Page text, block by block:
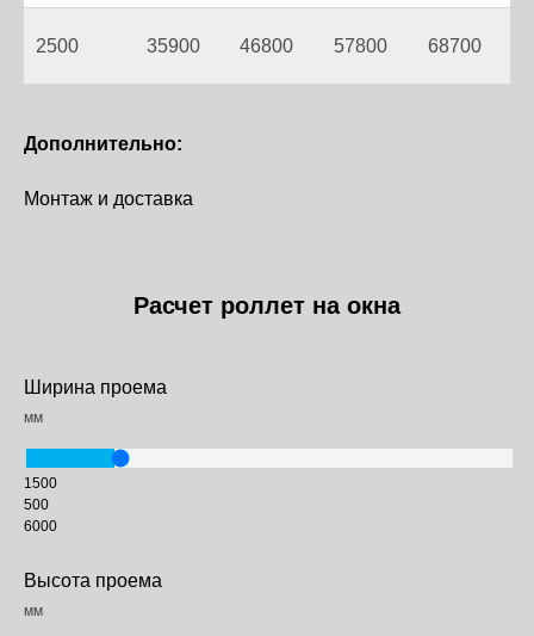
2500 35900 46800 57800 68700
Дополнительно:
Монтаж и доставка
Расчет роллет на окна
Ширина проема
мм
1500
500
6000
Высота проема
мм